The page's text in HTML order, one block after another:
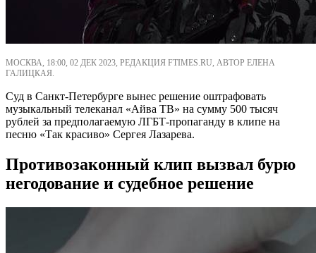
МОСКВА, 18:00, 02 ДЕК 2023, РЕДАКЦИЯ FTIMES.RU, АВТОР ЕЛЕНА
ГАЛИЦКАЯ.
Суд в Санкт-Петербурге вынес решение оштрафовать
музыкальный телеканал «Айва ТВ» на сумму 500 тысяч
рублей за предполагаемую ЛГБТ-пропаганду в клипе на
песню «Так красиво» Сергея Лазарева.
Противозаконный клип вызвал бурю
негодование и судебное решение